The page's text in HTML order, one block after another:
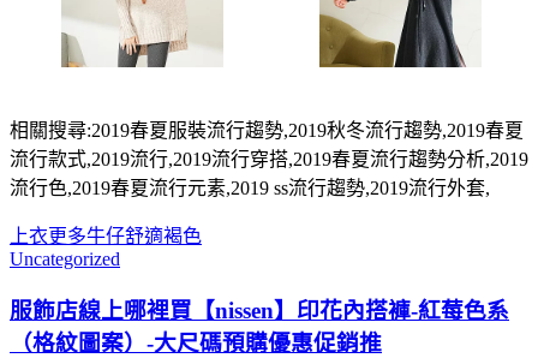
相關搜尋:2019春夏服裝流行趨勢,2019秋冬流行趨勢,2019春夏
流行款式,2019流行,2019流行穿搭,2019春夏流行趨勢分析,2019
流行色,2019春夏流行元素,2019 ss流行趨勢,2019流行外套,
上衣更多牛仔舒適褐色
Uncategorized
服飾店線上哪裡買【nissen】印花內搭褲-紅莓色系
（格紋圖案）-大尺碼預購優惠促銷推